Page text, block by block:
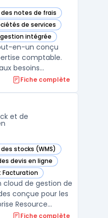
notes de frais
de services
gestion intégrée
en-un conçu
comptable.
besoins
comptables en
légale. Avec
...
Fiche complète
et de
stocks (WMS)
catégorie
devis en ligne
catégorie
Facturation
catégorie
cloud de gestion de
conçue pour les
Resource
intuitive ainsi
Fiche complète